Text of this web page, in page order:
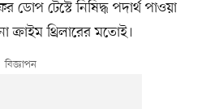
ডোপ টেস্টে নিষিদ্ধ পদার্থ পাওয়া
ক্রাইম থ্রিলারের মতোই।